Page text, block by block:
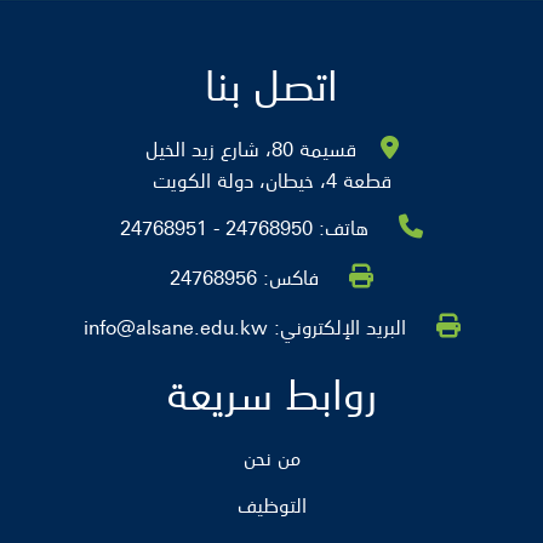
اتصل بنا
قسيمة 80، شارع زيد الخيل
قطعة 4، خيطان، دولة الكويت
هاتف: 24768950 - 24768951
فاكس: 24768956
البريد الإلكتروني:info@alsane.edu.kw
روابط سريعة
من نحن
التوظيف